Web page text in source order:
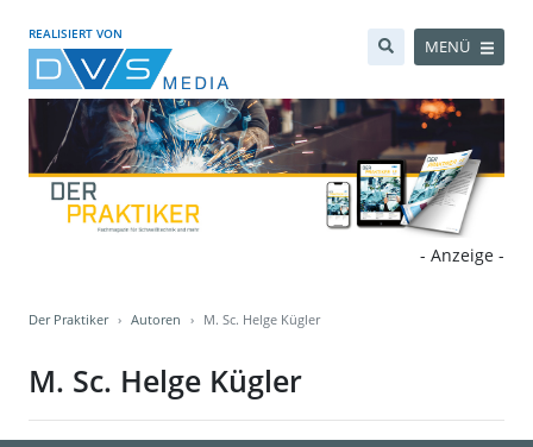
REALISIERT VON
MENÜ
- Anzeige -
Der Praktiker Autoren M. Sc. Helge Kügler
M. Sc. Helge Kügler